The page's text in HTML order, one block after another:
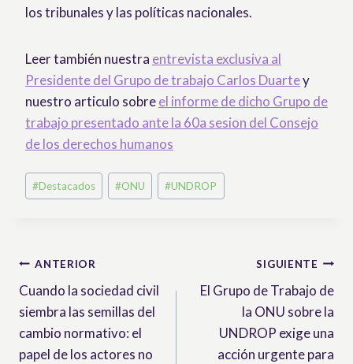
los tribunales y las políticas nacionales.
Leer también nuestra entrevista exclusiva al
Presidente del Grupo de trabajo Carlos Duartey
nuestro articulo sobreel informe de dicho Grupo de
trabajo presentado ante la 60a sesion del Consejo
de los derechos humanos
Etiquetas
de
#Destacados #ONU #UNDROP
Navegación
de
entradas
ANTERIOR
Cuando la sociedad civil
siembra las semillas del
cambio normativo: el
papel de los actores no
SIGUIENTE
El Grupo de Trabajo de
la ONU sobre la
UNDROP exige una
acción urgente para